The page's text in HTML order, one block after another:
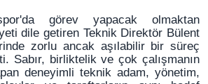
görev yapacak olmaktan
dile getiren Teknik Direktör Bülent
zorlu ancak aşılabilir bir süreç
Sabır, birliktelik ve çok çalışmanın
deneyimli teknik adam, yönetim,